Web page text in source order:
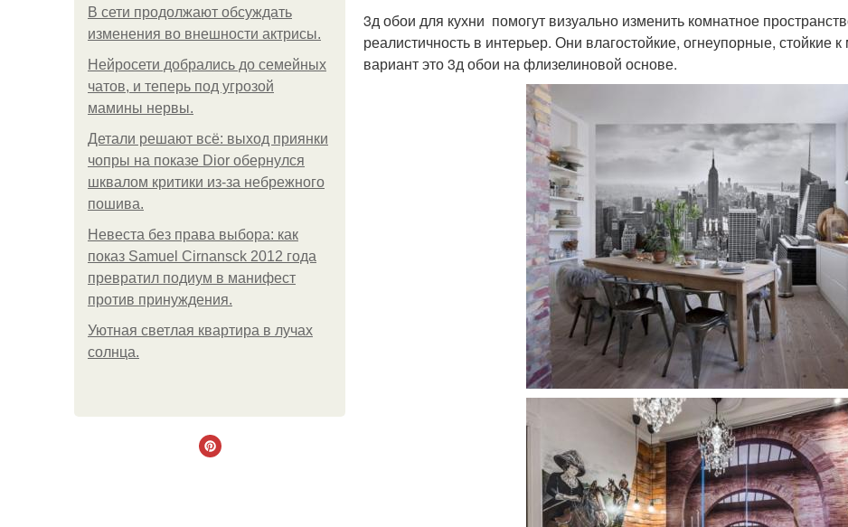
В сети продолжают обсуждать
изменения во внешности актрисы.
Нейросети добрались до семейных
чатов, и теперь под угрозой
мамины нервы.
Детали решают всё: выход приянки
чопры на показе Dior обернулся
шквалом критики из-за небрежного
пошива.
Невеста без права выбора: как
показ Samuel Cirnansck 2012 года
превратил подиум в манифест
против принуждения.
Уютная светлая квартира в лучах
солнца.
3д обои для кухни помогут визуально изменить комнатное
реалистичность в интерьер. Они влагостойкие, огнеупорные,
вариант это 3д обои на флизелиновой основе.